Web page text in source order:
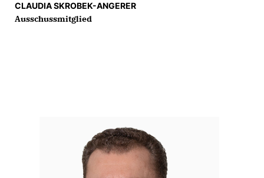
CLAUDIA SKROBEK-ANGERER
Ausschussmitglied